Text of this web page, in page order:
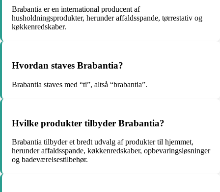
Brabantia er en international producent af
husholdningsprodukter, herunder affaldsspande, tørrestativ og
køkkenredskaber.
Hvordan staves Brabantia?
Brabantia staves med “ti”, altså “brabantia”.
Hvilke produkter tilbyder Brabantia?
Brabantia tilbyder et bredt udvalg af produkter til hjemmet,
herunder affaldsspande, køkkenredskaber, opbevaringsløsninger
og badeværelsestilbehør.